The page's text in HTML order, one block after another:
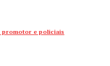
promotor e policiais